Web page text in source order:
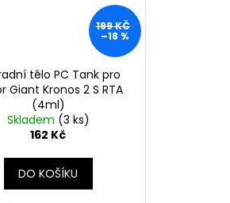
199 KČ
–18 %
tělo PC Tank pro
Giant Kronos 2 S RTA
(4ml)
Skladem (3 ks)
162 Kč
DO KOŠÍKU